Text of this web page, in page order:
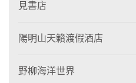
見書店
陽明山天籟渡假酒店
野柳海洋世界